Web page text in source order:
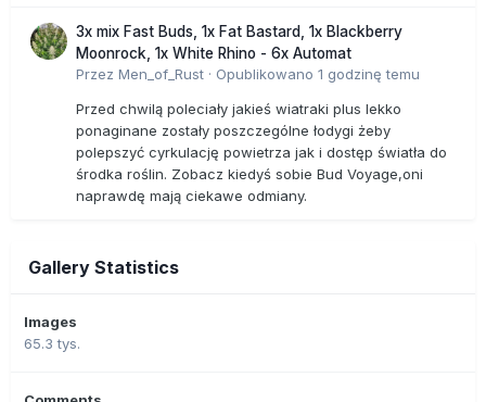
3x mix Fast Buds, 1x Fat Bastard, 1x Blackberry
Moonrock, 1x White Rhino - 6x Automat
Przez Men_of_Rust · Opublikowano 1 godzinę temu
Przed chwilą poleciały jakieś wiatraki plus lekko
ponaginane zostały poszczególne łodygi żeby
polepszyć cyrkulację powietrza jak i dostęp światła do
środka roślin. Zobacz kiedyś sobie Bud Voyage,oni
naprawdę mają ciekawe odmiany.
Gallery Statistics
Images
65.3 tys.